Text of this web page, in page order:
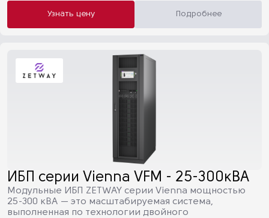
Узнать цену Подробнее
ИБП серии Vienna VFM - 25-300кВА
Модульные ИБП ZETWAY серии Vienna мощностью
25-300 кВА — это масштабируемая система,
выполненная по технологии двойного